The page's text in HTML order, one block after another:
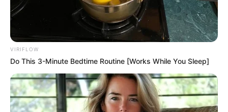
VIRIFLOW
Do This 3-Minute Bedtime Routine [Works While You Sleep]